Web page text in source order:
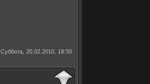
Суббота, 20.02.2010, 18:50